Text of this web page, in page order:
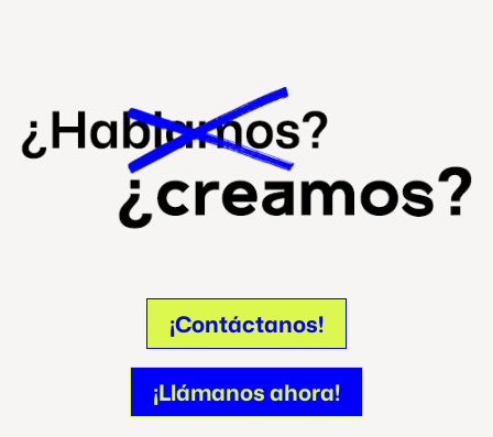
¡Contáctanos!
¡Contáctanos!
¡Llámanos ahora!
¡Llámanos ahora!